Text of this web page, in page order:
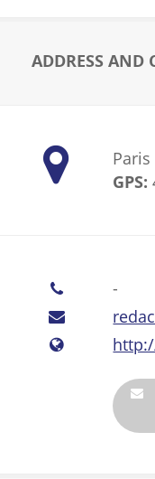
ADDRESS AND
Paris
GPS:
-